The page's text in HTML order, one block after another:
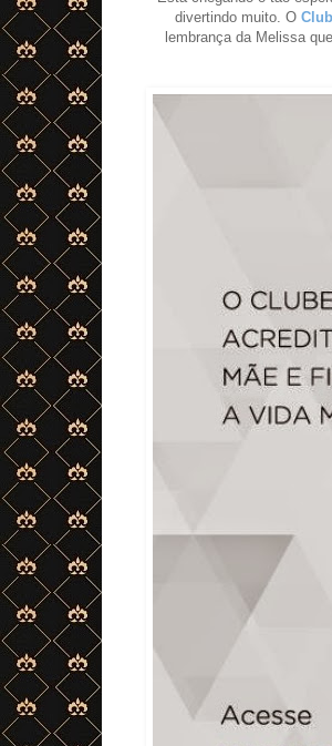
divertindo muito. O
lembrança da Melissa